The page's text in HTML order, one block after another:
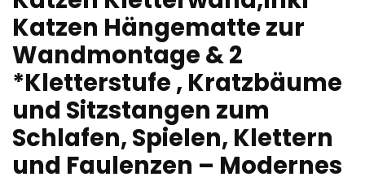
Katzen Hängematte zur
Wandmontage & 2
*Kletterstufe , Kratzbäume
und Sitzstangen zum
Schlafen, Spielen, Klettern
und Faulenzen – Modernes